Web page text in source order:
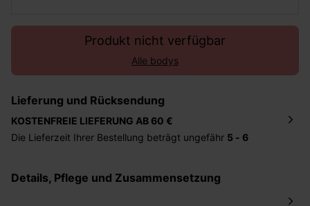
Produkt nicht verfügbar
Alle bodys
Lieferung und Rücksendung
KOSTENFREIE LIEFERUNG AB 60 €
Die Lieferzeit Ihrer Bestellung beträgt ungefähr 5 - 6
betragen 2,95 Euro bei einem Bestellwert von unter 60
Details, Pflege und Zusammensetzung